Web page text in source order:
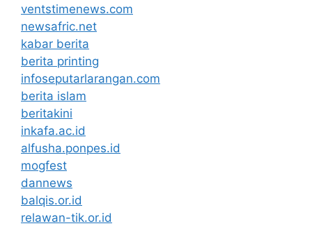
ventstimenews.com
newsafric.net
kabar berita
berita printing
infoseputarlarangan.com
berita islam
beritakini
inkafa.ac.id
alfusha.ponpes.id
mogfest
dannews
balqis.or.id
relawan-tik.or.id